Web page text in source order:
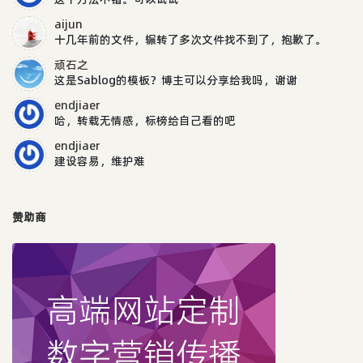
aijun
十几年前的文件，辗转了多次文件找不到了，抱歉了。
顽石之
这是Sablog的模板？博主可以分享给我吗，谢谢
endjiaer
哈，转载无情感，标榜给自己看的吧
endjiaer
建设容易，维护难
赞助商